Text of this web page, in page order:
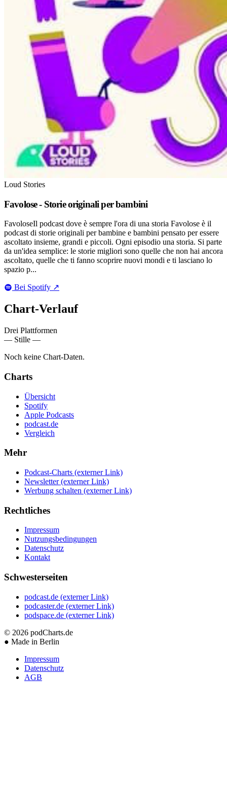
Loud Stories
Favolose - Storie originali per bambini
FavoloseIl podcast dove è sempre l'ora di una storia Favolose è il
podcast di storie originali per bambine e bambini pensato per essere
ascoltato insieme, grandi e piccoli. Ogni episodio una storia. Si parte
da un'idea semplice: le storie migliori sono quelle che non hai ancora
ascoltato, quelle che ti fanno scoprire nuovi mondi e ti lasciano lo
spazio p...
Bei Spotify ↗
Chart-Verlauf
Drei Plattformen
— Stille —
Noch keine Chart-Daten.
Charts
Übersicht
Spotify
Apple Podcasts
podcast.de
Vergleich
Mehr
Podcast-Charts (externer Link)
Newsletter (externer Link)
Werbung schalten (externer Link)
Rechtliches
Impressum
Nutzungsbedingungen
Datenschutz
Kontakt
Schwesterseiten
podcast.de (externer Link)
podcaster.de (externer Link)
podspace.de (externer Link)
© 2026 podCharts.de
● Made in Berlin
Impressum
Datenschutz
AGB